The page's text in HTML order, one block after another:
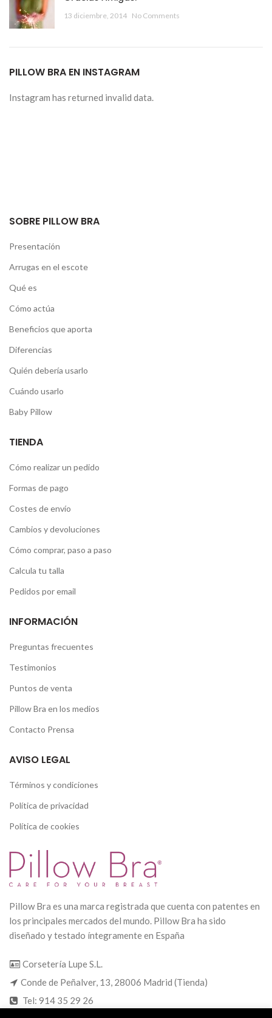
13 diciembre, 2014 No Comments
PILLOW BRA EN INSTAGRAM
Instagram has returned invalid data.
SOBRE PILLOW BRA
Presentación
Arrugas en el escote
Qué es
Cómo actúa
Beneficios que aporta
Diferencias
Quién debería usarlo
Cuándo usarlo
Baby Pillow
TIENDA
Cómo realizar un pedido
Formas de pago
Costes de envío
Cambios y devoluciones
Cómo comprar, paso a paso
Calcula tu talla
Pedidos por email
INFORMACIÓN
Preguntas frecuentes
Testimonios
Puntos de venta
Pillow Bra en los medios
Contacto Prensa
AVISO LEGAL
Términos y condiciones
Política de privacidad
Política de cookies
Pillow Bra es una marca registrada que cuenta con patentes en
los principales mercados del mundo. Pillow Bra ha sido
diseñado y testado íntegramente en España
Corsetería Lupe S.L.
Conde de Peñalver, 13, 28006 Madrid (Tienda)
Tel: 914 35 29 26